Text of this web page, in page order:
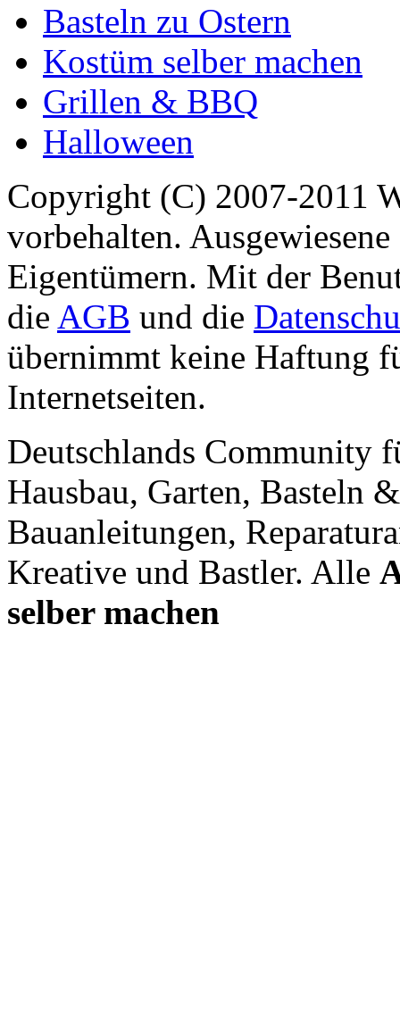
Basteln zu Ostern
Kostüm selber machen
Grillen & BBQ
Halloween
Copyright (C) 2007-2011
vorbehalten.
Eigentümern. Mit der
die AGB und die
übernimmt keine Haftung
Internetseiten.
Deutschlands Community
Hausbau, Garten, Basteln
Bauanleitungen,
Kreative und Bastler. Alle
selber machen